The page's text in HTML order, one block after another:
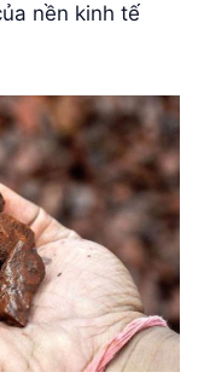
nền kinh tế